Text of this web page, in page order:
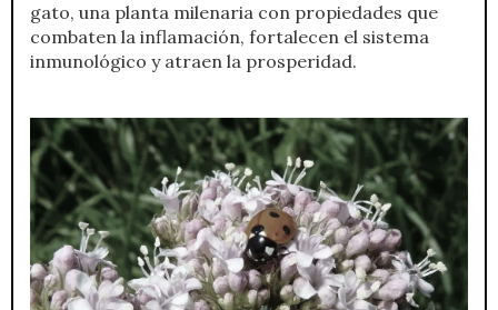
gato, una planta milenaria con propiedades que
combaten la inflamación, fortalecen el sistema
inmunológico y atraen la prosperidad.